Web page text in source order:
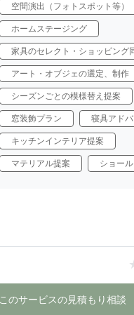
空間演出（フォトスポット等）
ホームステージング
家具のセレクト・ショッピング
アート・オブジェの選定、制作
シーズンごとの模様替え提案
窓装飾プラン 寝具アドバ
キッチンインテリア提案
マテリアル提案 ショー
このサービスの見積もり相談